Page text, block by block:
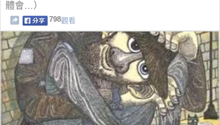
體會…）
798觀看